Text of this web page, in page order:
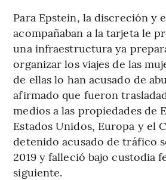
Para Epstein, la discreción y
acompañaban a la tarjeta le
una infraestructura ya
organizar los viajes de las
de ellas lo han acusado de
afirmado que fueron
medios a las propiedades de
Estados Unidos, Europa y el
detenido acusado de tráfico
2019 y falleció bajo custodia
siguiente.